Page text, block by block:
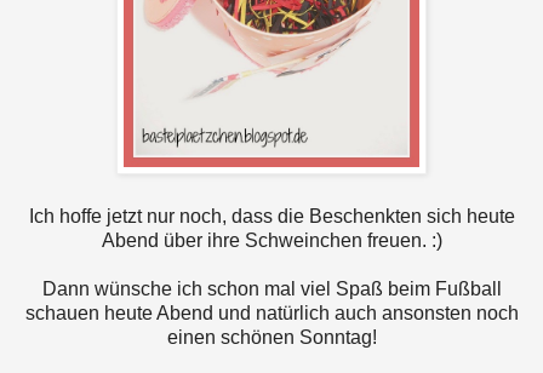
Ich hoffe jetzt nur noch, dass die Beschenkten sich heute
Abend über ihre Schweinchen freuen. :)
Dann wünsche ich schon mal viel Spaß beim Fußball
schauen heute Abend und natürlich auch ansonsten noch
einen schönen Sonntag!